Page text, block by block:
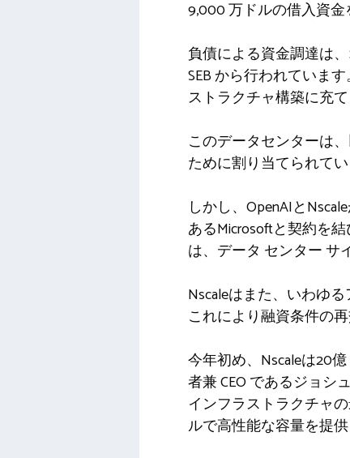
9,000 万ドルの借入資金
負債による資金調達は、
SEB から行われていま
ストラクチャ構築に充て
このデータセンターは
ために割り当てられてい
しかし、OpenAIと
あるMicrosoftと契約を
は、データ センター サ
Nscaleはまた、いわゆ
これにより融資条件の
今年初め、Nscaleは20
者兼 CEO であるジョシ
インフラストラクチャ
ルで高性能な容量を提供